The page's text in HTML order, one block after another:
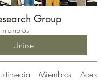
Group
Unirse
Miembros Acerca